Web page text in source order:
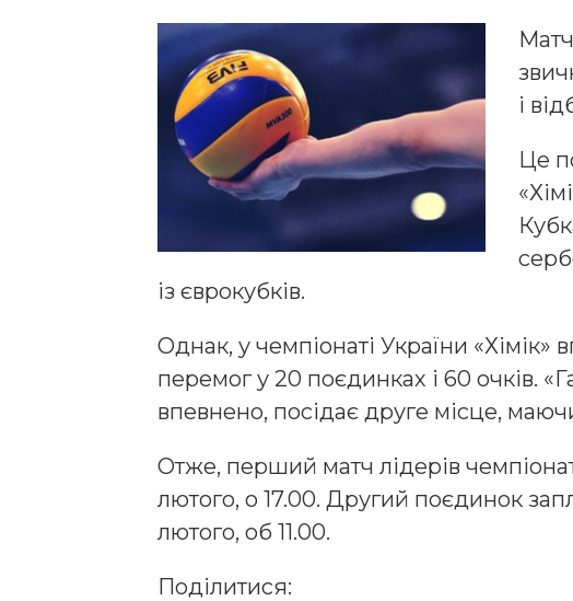
і
Це
із єврокубків.
Однак, у чемпіонаті України
перемог у 20 поєдинках і 60 очків.
впевнено, посідає друге місце,
Отже, перший матч лідерів
лютого, о 17.00. Другий поєдинок
лютого, об 11.00.
Поділитися: